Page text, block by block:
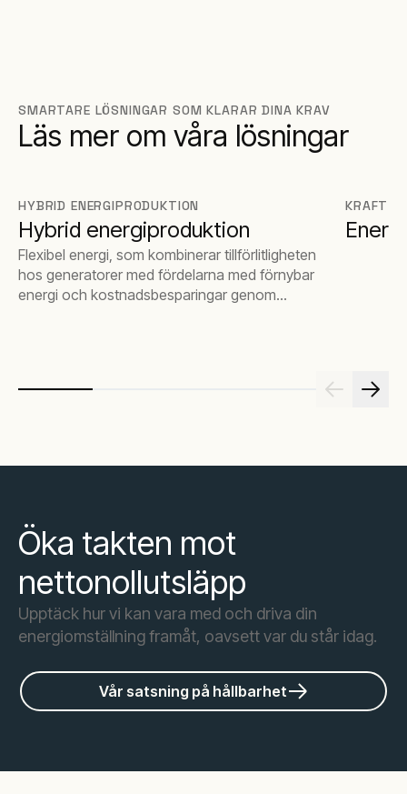
SMARTARE LÖSNINGAR SOM KLARAR DINA KRAV
Läs mer om våra lösningar
HYBRID ENERGIPRODUKTION
Hybrid energiproduktion
Flexibel energi, som kombinerar tillförlitligheten
hos generatorer med fördelarna med förnybar
energi och kostnadsbesparingar genom
KRAFT
Öka takten mot
nettonollutsläpp
Upptäck hur vi kan vara med och driva din
energiomställning framåt, oavsett var du står idag.
Vår satsning på hållbarhet